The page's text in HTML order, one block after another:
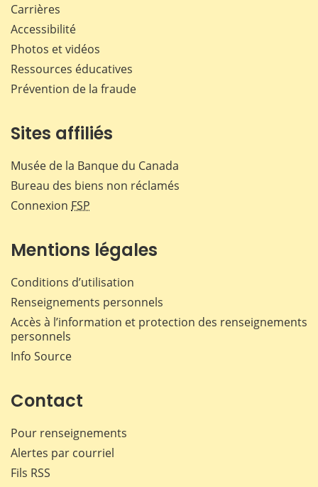
Carrières
Accessibilité
Photos et vidéos
Ressources éducatives
Prévention de la fraude
Sites affiliés
Musée de la Banque du Canada
Bureau des biens non réclamés
Connexion FSP
Mentions légales
Conditions d’utilisation
Renseignements personnels
Accès à l’information et protection des renseignements
personnels
Info Source
Contact
Pour renseignements
Alertes par courriel
Fils RSS